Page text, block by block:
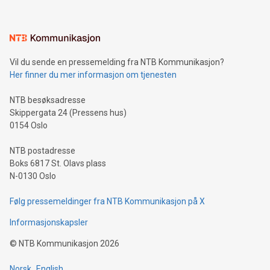
mining.Sound Money: Discover how tamper-proof currency
neutral payment systems support humanitarian
projects.Carbon Footprint: Compare Bitcoin's environmental
event and dive into the critical topics of Bitcoin
Vil du sende en pressemelding fra NTB Kommunikasjon?
Her finner du mer informasjon om tjenesten
NTB besøksadresse
Skippergata 24 (Pressens hus)
0154 Oslo
NTB postadresse
Boks 6817 St. Olavs plass
N-0130 Oslo
Følg pressemeldinger fra NTB Kommunikasjon på X
Informasjonskapsler
© NTB Kommunikasjon 2026